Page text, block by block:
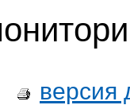
версия